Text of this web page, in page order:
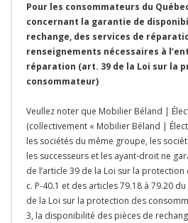
Pour les consommateurs du
concernant la garantie de
rechange, des services de
renseignements nécessaires à
réparation (art. 39 de la Loi sur la
consommateur)
Veullez noter que Mobilier Béland |
(collectivement « Mobilier Béland |
les sociétés du même groupe, les
les successeurs et les ayant-droit ne
de l’article 39 de la Loi sur la protection
c. P-40.1 et des articles 79.18 à 79.20
de la Loi sur la protection des
3, la disponibilité des pièces de